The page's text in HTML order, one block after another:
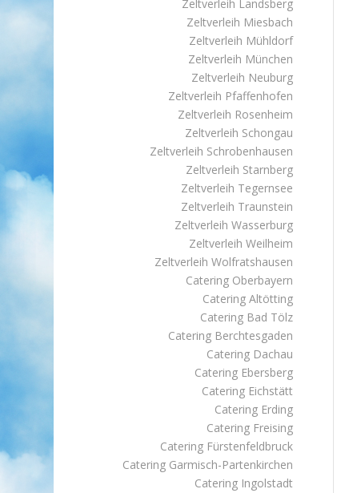
Zeltverleih Landsberg
Zeltverleih Miesbach
Zeltverleih Mühldorf
Zeltverleih München
Zeltverleih Neuburg
Zeltverleih Pfaffenhofen
Zeltverleih Rosenheim
Zeltverleih Schongau
Zeltverleih Schrobenhausen
Zeltverleih Starnberg
Zeltverleih Tegernsee
Zeltverleih Traunstein
Zeltverleih Wasserburg
Zeltverleih Weilheim
Zeltverleih Wolfratshausen
Catering Oberbayern
Catering Altötting
Catering Bad Tölz
Catering Berchtesgaden
Catering Dachau
Catering Ebersberg
Catering Eichstätt
Catering Erding
Catering Freising
Catering Fürstenfeldbruck
Catering Garmisch-Partenkirchen
Catering Ingolstadt